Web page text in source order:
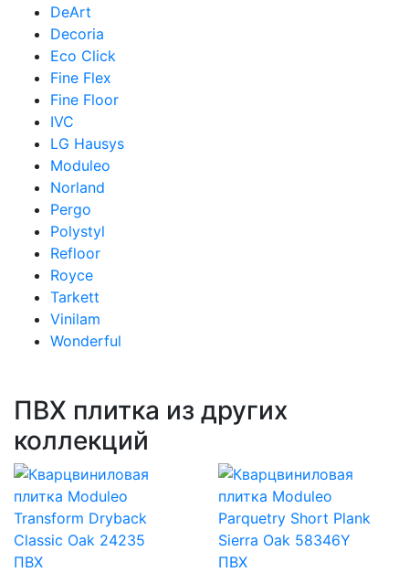
DeArt
Decoria
Eco Click
Fine Flex
Fine Floor
IVC
LG Hausys
Moduleo
Norland
Pergo
Polystyl
Refloor
Royce
Tarkett
Vinilam
Wonderful
ПВХ плитка из других
коллекций
ПВХ
ПВХ